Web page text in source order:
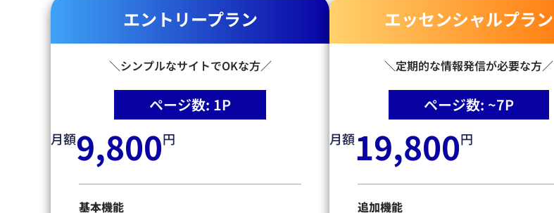
エントリープラン
＼シンプルなサイトでOKな方／
ページ数: 1P
月額9,800円
基本機能
エッセンシャルプラン
＼定期的な情報発信が必要な方／
ページ数: ~7P
月額19,800円
追加機能